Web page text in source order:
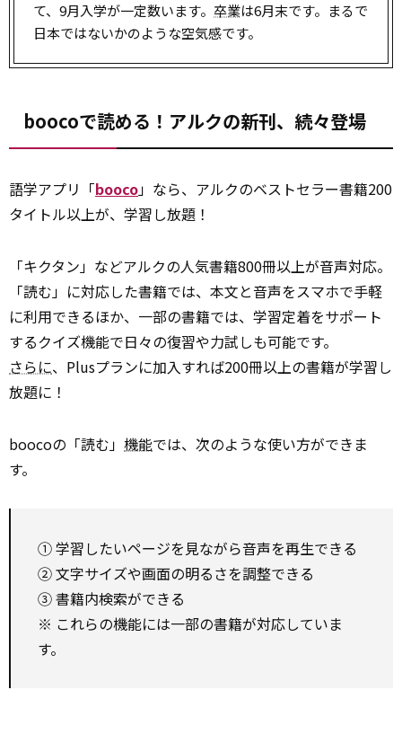
て、9月入学が一定数います。 卒業は6月末です。まるで
日本ではないかのような空気感です。
boocoで読める！アルクの新刊、続々登場
語学アプリ「booco」なら、アルクのベストセラー書籍200
タイトル以上が、学習し放題！
「キクタン」などアルクの人気書籍800冊以上が音声対応。
「読む」に対応した書籍では、本文と音声をスマホで手軽
に利用できるほか、一部の書籍では、学習定着をサポート
するクイズ機能で日々の復習や力試しも可能です。
さらに、Plusプランに加入すれば200冊以上の書籍が学習し
放題に！
boocoの「読む」 機能では、次のような使い方ができま
す。
① 学習したいページを見ながら音声を再生できる
② 文字サイズや画面の明るさを調整できる
③ 書籍内検索ができる
※ これらの機能には一部の書籍が対応していま
す。